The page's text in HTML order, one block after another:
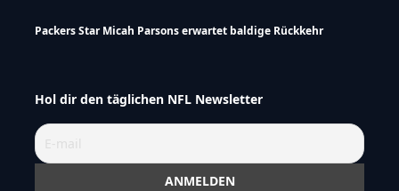
Packers Star Micah Parsons erwartet baldige Rückkehr
Hol dir den täglichen NFL Newsletter